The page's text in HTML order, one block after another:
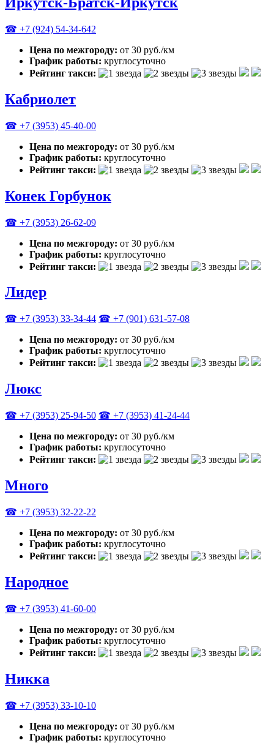
☎ +7 (924) 54-34-642
Цена по межгороду: от 30 руб./км
График работы: круглосуточно
Рейтинг такси:
Кабриолет
☎ +7 (3953) 45-40-00
Цена по межгороду: от 30 руб./км
График работы: круглосуточно
Рейтинг такси:
Конек Горбунок
☎ +7 (3953) 26-62-09
Цена по межгороду: от 30 руб./км
График работы: круглосуточно
Рейтинг такси:
Лидер
☎ +7 (3953) 33-34-44 ☎ +7 (901) 631-57-08
Цена по межгороду: от 30 руб./км
График работы: круглосуточно
Рейтинг такси:
Люкс
☎ +7 (3953) 25-94-50 ☎ +7 (3953) 41-24-44
Цена по межгороду: от 30 руб./км
График работы: круглосуточно
Рейтинг такси:
Много
☎ +7 (3953) 32-22-22
Цена по межгороду: от 30 руб./км
График работы: круглосуточно
Рейтинг такси:
Народное
☎ +7 (3953) 41-60-00
Цена по межгороду: от 30 руб./км
График работы: круглосуточно
Рейтинг такси:
Никка
☎ +7 (3953) 33-10-10
Цена по межгороду: от 30 руб./км
График работы: круглосуточно